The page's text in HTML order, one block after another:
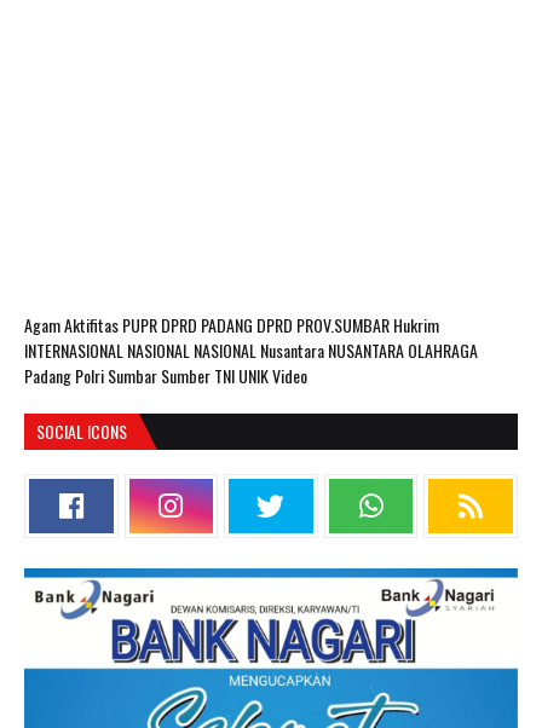
AgamAktifitas PUPRDPRD PADANG DPRD PROV.SUMBARHukrim
INTERNASIONAL NASIONAL NASIONAL NusantaraNUSANTARAOLAHRAGA
PadangPolriSumbarSumberTNIUNIKVideo
SOCIAL ICONS